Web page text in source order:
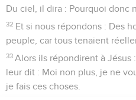
Du ciel, il dira : Pourquoi donc
32 Et si nous répondons : Des
peuple, car tous tenaient
33 Alors ils répondirent à Jésus
leur dit : Moi non plus, je ne
je fais ces choses.